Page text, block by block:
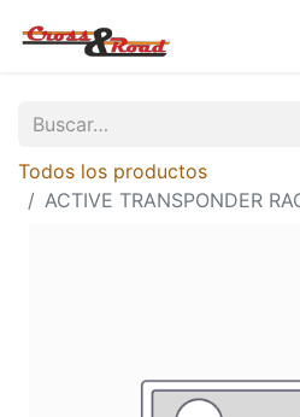
Todos los productos
ACTIVE TRANSPONDER